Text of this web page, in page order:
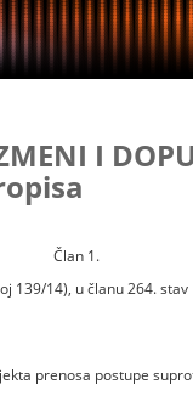
I
Član 1.
139/14), u članu 264.
prenosa postupe